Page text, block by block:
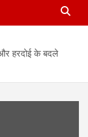
हरदोई के बदले